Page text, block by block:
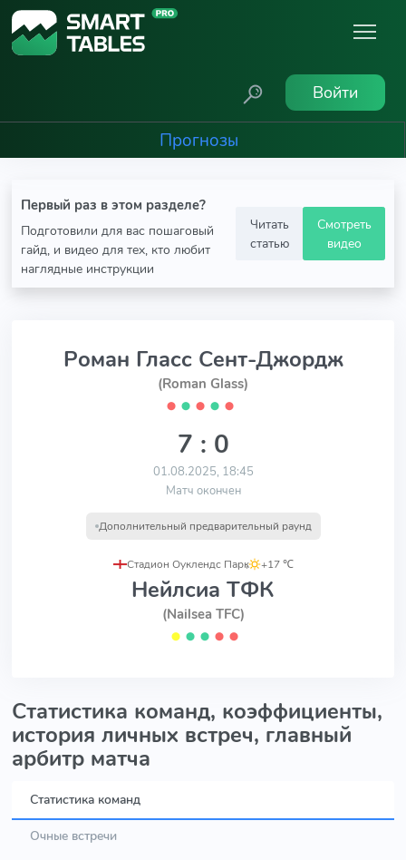
Войти
Прогнозы
Первый раз в этом разделе?
Подготовили для вас пошаговый
гайд, и видео для тех, кто любит
наглядные инструкции
Читать
статью
Смотреть
видео
Роман Гласс Сент-Джордж
(Roman Glass)
⬤ ⬤ ⬤ ⬤ ⬤
7 : 0
01.08.2025, 18:45
Матч окончен
Дополнительный предварительный раунд
Стадион Оуклендс Парк
, +17 ℃
Нейлсиа ТФК
(Nailsea TFC)
⬤ ⬤ ⬤ ⬤ ⬤
Статистика команд, коэффициенты,
история личных встреч, главный
арбитр матча
Статистика команд
Очные встречи